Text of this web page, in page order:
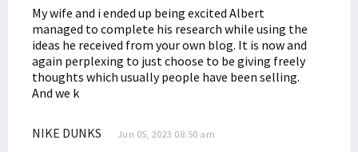
My wife and i ended up being excited Albert
managed to complete his research while using the
ideas he received from your own blog. It is now and
again perplexing to just choose to be giving freely
thoughts which usually people have been selling.
And we k
NIKE DUNKS Jun 05, 2023 08:50 am